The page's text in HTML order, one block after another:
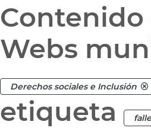
Contenido
Webs
Derechos sociales e Inclusión
etiqueta